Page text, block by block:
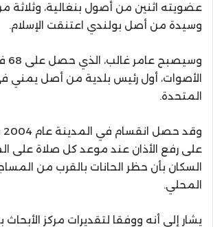
عضويته اثنين من أصول بنغالية، وثلاثة
وسيدة من أصل بولندي اعتنقت الإسلام.
الأصوات، أول رئيس بلدية من أصل يمني
المتحدة.
على رفع الأذان عند موعد كل صلاة على
السكان بأن حظر الحانات بالقرب من
المحلي.
يشار إلى أنه ووفقا لتقديرات مركز الأبحاث